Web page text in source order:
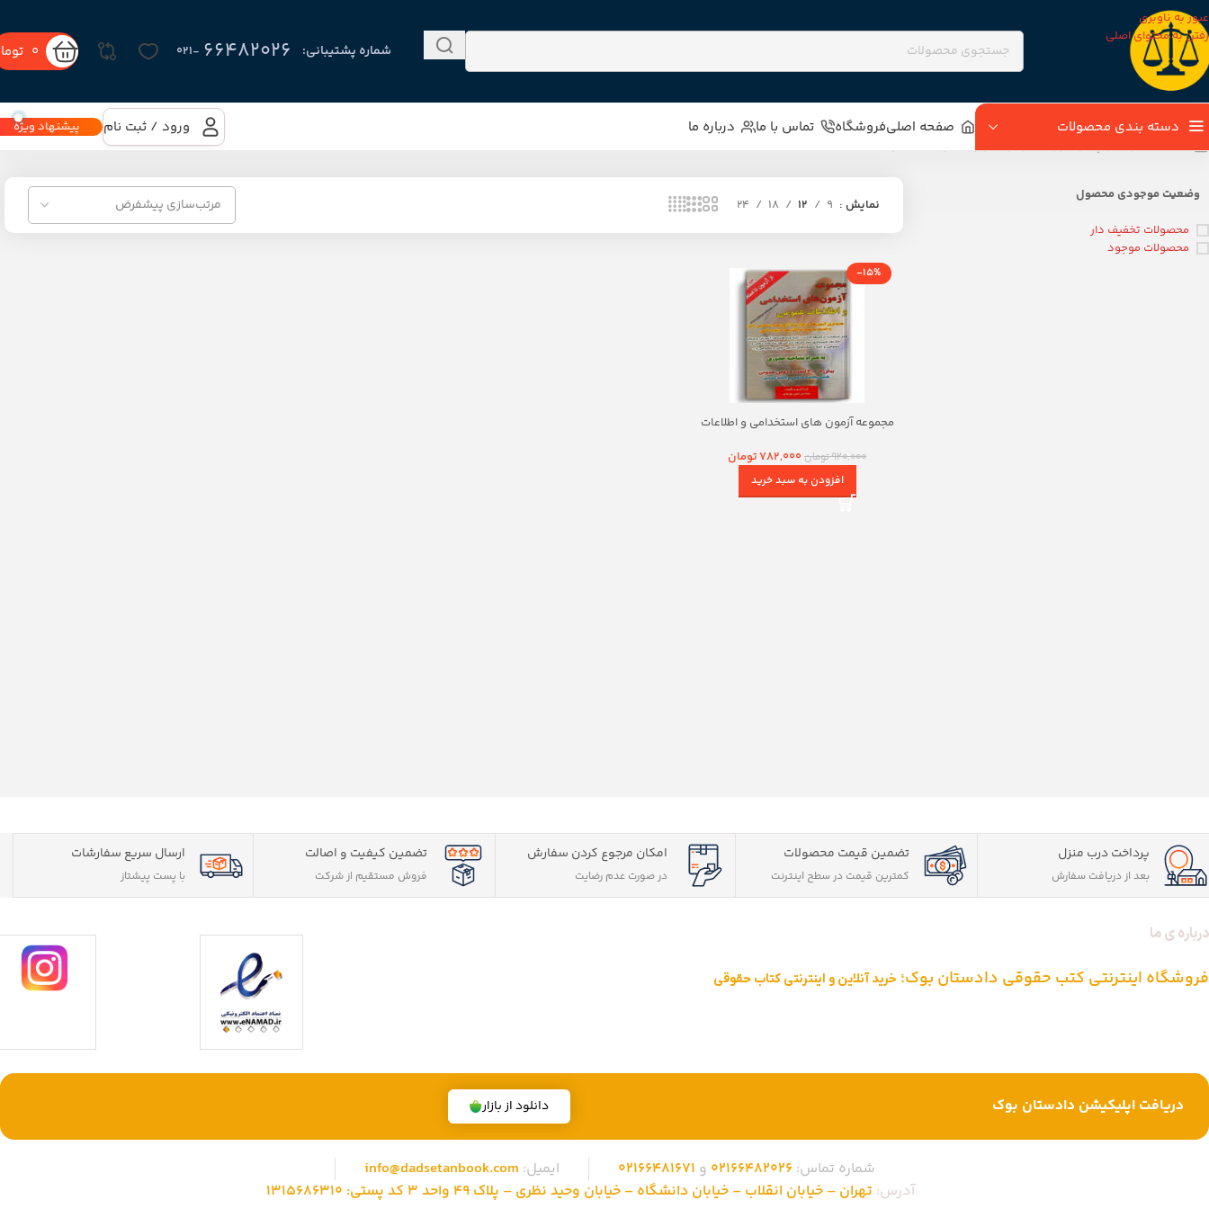
عبور به ناوبری
رفتن به محتوای اصلی
شماره پشتیبانی: 66482026 -۰۲۱ 0
دسته بندی محصولات صفحه اصلیفروشگاه تماس با ما درباره ما ورود / ثبت نام
پیشنهاد ویژه
خانه محصولات برچسب خورده “مجموعه آزمون های استخدامی”
وضعیت موجودی محصول
محصولات تخفیف دار
محصولات موجود
نمایش 9
12
18
24
-15%
مجموعه آزمون های استخدامی و اطلاعات
920,000تومان782,000تومان
افزودن به سبد خرید
پرداخت درب منزل
بعد از دریافت سفارش
تضمین قیمت محصولات
کمترین قیمت در سطح اینترنت
امکان مرجوع کردن سفارش
در صورت عدم رضایت
تضمین کیفیت و اصالت
فروش مستقیم از شرکت
ارسال سریع سفارشات
با پست پیشتاز
درباره ی ما
فروشگاه اینترنتی کتب حقوقی دادستان بوک؛ خرید آنلاین و اینترنتی کتاب حقوقی
دریافت اپلیکیشن دادستان بوک دانلود از بازار
شماره تماس:02166482026 و 02166481671 ایمیل: info@dadsetanbook.com
آدرس: تهران – خیابان انقلاب – خیابان دانشگاه – خیابان وحید نظری – پلاک 49 واحد 3 کد پستی: 1315686310